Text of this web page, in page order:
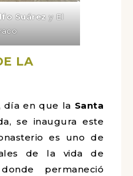
Suárez y El
LA
día en que la Santa
se inaugura este
es uno de
de la vida de
permaneció